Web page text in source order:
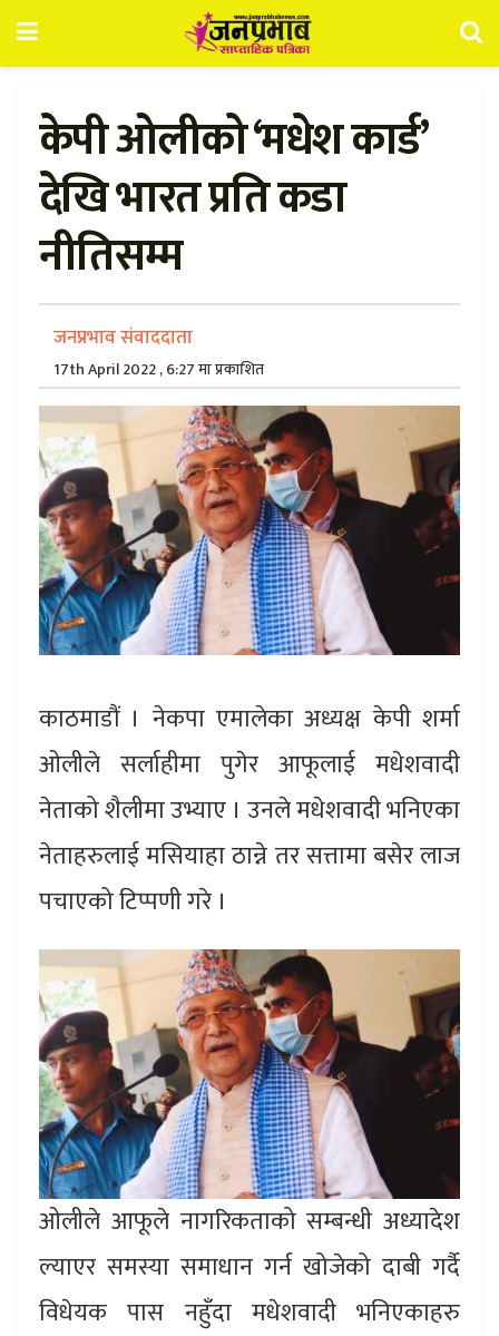
केपी ओलीको ‘मधेश कार्ड’
देखि भारत प्रति कडा
नीतिसम्म
जनप्रभाव संवाददाता
17th April 2022 , 6:27 मा प्रकाशित
काठमाडौं । नेकपा एमालेका अध्यक्ष केपी शर्मा
ओलीले सर्लाहीमा पुगेर आफूलाई मधेशवादी
नेताको शैलीमा उभ्याए । उनले मधेशवादी भनिएका
नेताहरुलाई मसियाहा ठान्ने तर सत्तामा बसेर लाज
पचाएको टिप्पणी गरे ।
ओलीले आफूले नागरिकताको सम्बन्धी अध्यादेश
ल्याएर समस्या समाधान गर्न खोजेको दाबी गर्दै
विधेयक पास नहुँदा मधेशवादी भनिएकाहरु